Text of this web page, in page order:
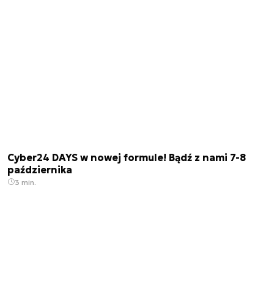
Cyber24 DAYS w nowej formule! Bądź z nami 7-8
października
3 min.